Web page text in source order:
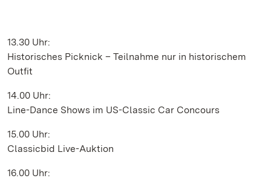
13.30 Uhr:
Historisches Picknick – Teilnahme nur in historischem
Outfit
14.00 Uhr:
Line-Dance Shows im US-Classic Car Concours
15.00 Uhr:
Classicbid Live-Auktion
16.00 Uhr: